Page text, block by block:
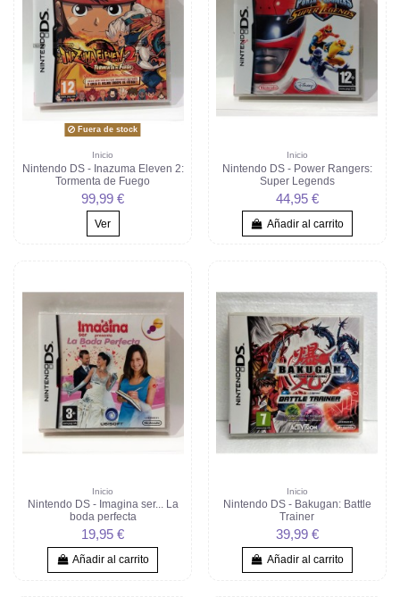
Fuera de stock
Inicio
Nintendo DS - Inazuma Eleven 2:
Tormenta de Fuego
99,99 €
Ver
Inicio
Nintendo DS - Power Rangers:
Super Legends
44,95 €
Añadir al carrito
Inicio
Nintendo DS - Imagina ser... La
boda perfecta
19,95 €
Añadir al carrito
Inicio
Nintendo DS - Bakugan: Battle
Trainer
39,99 €
Añadir al carrito